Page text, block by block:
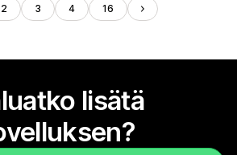
2 3 4 16
lisätä